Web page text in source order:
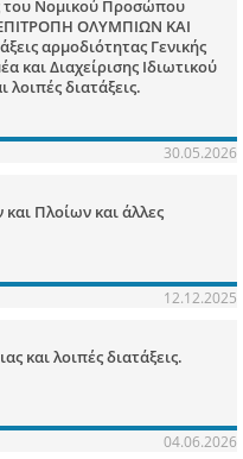
του Νομικού Προσώπου
ΟΛΥΜΠΙΩΝ ΚΑΙ
αρμοδιότητας Γενικής
και Διαχείρισης Ιδιωτικού
λοιπές διατάξεις.
30.05.2026
Πλοίων και άλλες
12.12.2025
και λοιπές διατάξεις.
04.06.2026